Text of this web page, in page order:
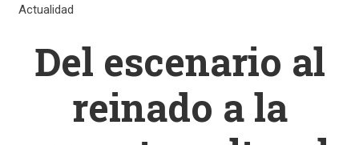
Actualidad
Del escenario al
reinado a la